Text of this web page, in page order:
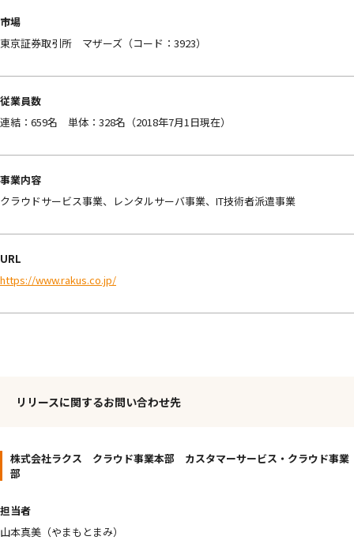
市場
東京証券取引所 マザーズ（コード：3923）
従業員数
連結：659名 単体：328名（2018年7月1日現在）
事業内容
クラウドサービス事業、レンタルサーバ事業、IT技術者派遣事業
URL
https://www.rakus.co.jp/
リリースに関するお問い合わせ先
株式会社ラクス クラウド事業本部 カスタマーサービス・クラウド事業
部
担当者
山本真美（やまもとまみ）